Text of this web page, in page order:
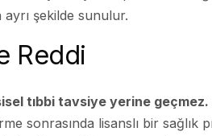
şekilde sunulur.
Reddi
tıbbi tavsiye yerine geçmez.
sonrasında lisanslı bir